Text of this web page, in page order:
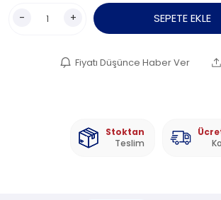
- + SEPETE EKLE
Fiyatı Düşünce Haber Ver
Stoktan
Teslim